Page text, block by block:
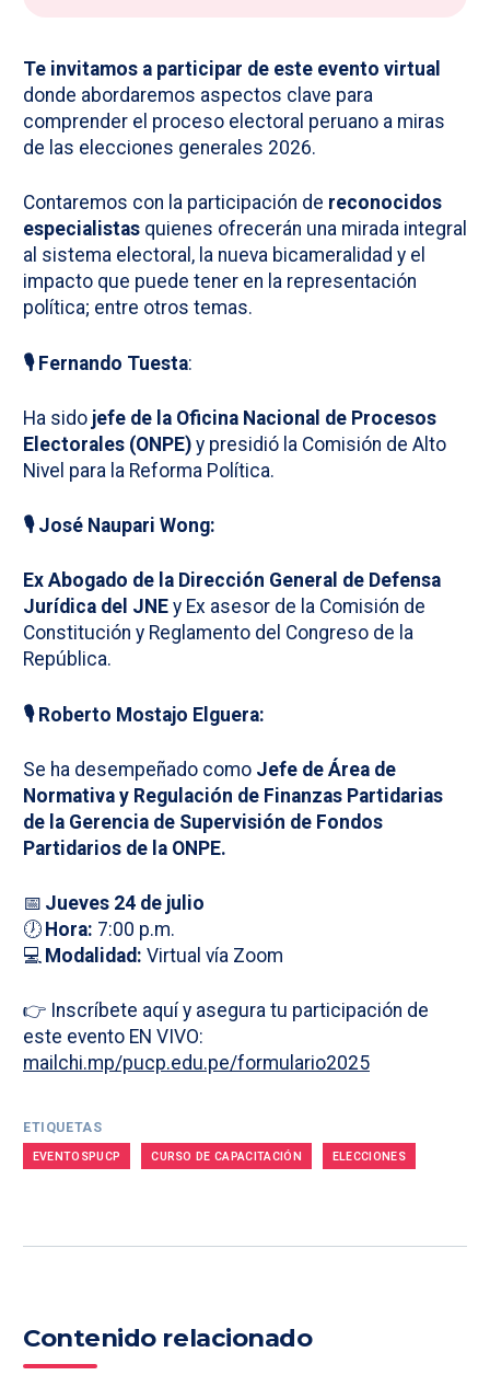
Te invitamos a participar de este evento virtual
donde abordaremos aspectos clave para
comprender el proceso electoral peruano a miras
de las elecciones generales 2026.
Contaremos con la participación de reconocidos
especialistas quienes ofrecerán una mirada integral
al sistema electoral, la nueva bicameralidad y el
impacto que puede tener en la representación
política; entre otros temas.
🎙️ Fernando Tuesta:
Ha sido jefe de la Oficina Nacional de Procesos
Electorales (ONPE) y presidió la Comisión de Alto
Nivel para la Reforma Política.
🎙️ José Naupari Wong:
Ex Abogado de la Dirección General de Defensa
Jurídica del JNE y Ex asesor de la Comisión de
Constitución y Reglamento del Congreso de la
República.
🎙️ Roberto Mostajo Elguera:
Se ha desempeñado como Jefe de Área de
Normativa y Regulación de Finanzas Partidarias
de la Gerencia de Supervisión de Fondos
Partidarios de la ONPE.
📅 Jueves 24 de julio
🕖 Hora: 7:00 p.m.
💻 Modalidad: Virtual vía Zoom
👉 Inscríbete aquí y asegura tu participación de
este evento EN VIVO:
mailchi.mp/pucp.edu.pe/formulario2025
ETIQUETAS
EVENTOSPUCP CURSO DE CAPACITACIÓN ELECCIONES
Contenido relacionado